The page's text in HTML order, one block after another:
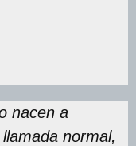
nacen a
normal,